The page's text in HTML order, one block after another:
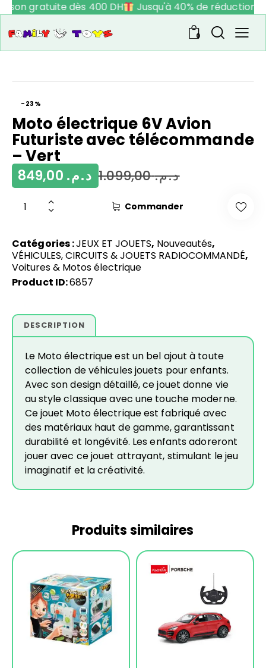
gratuite dès 400 DH Jusqu'à 40% de réduction
0
-23%
Moto électrique 6V Avion
Futuriste avec télécommande
– Vert
د.م.1.099,00 د.م.
Commander
Catégories :JEUX ET JOUETS, Nouveautés,
VÉHICULES, CIRCUITS & JOUETS RADIOCOMMANDÉ,
Voitures & Motos électrique
Product ID:6857
DESCRIPTION
Le Moto électrique est un bel ajout à toute
collection de véhicules jouets pour enfants.
Avec son design détaillé, ce jouet donne vie
au style classique avec une touche moderne.
Ce jouet Moto électrique est fabriqué avec
des matériaux haut de gamme, garantissant
durabilité et longévité. Les enfants adoreront
jouer avec ce jouet attrayant, stimulant le jeu
imaginatif et la créativité.
Produits similaires
-11% -29%